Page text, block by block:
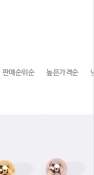
판매순위순 높은가격순